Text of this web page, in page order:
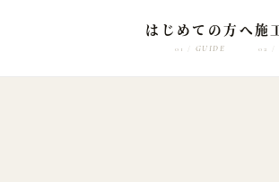
はじめての方へ
01 GUIDE
施
02